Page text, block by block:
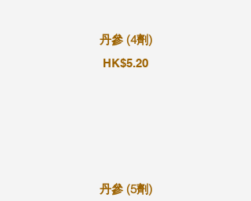
丹參 (4劑)
HK$5.20
丹參 (5劑)